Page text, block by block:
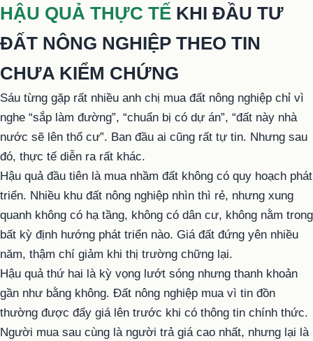
HẬU QUẢ THỰC TẾ KHI ĐẦU TƯ
ĐẤT NÔNG NGHIỆP THEO TIN
CHƯA KIỂM CHỨNG
Sáu từng gặp rất nhiều anh chị mua đất nông nghiệp chỉ vì
nghe “sắp làm đường”, “chuẩn bị có dự án”, “đất này nhà
nước sẽ lên thổ cư”. Ban đầu ai cũng rất tự tin. Nhưng sau
đó, thực tế diễn ra rất khác.
Hậu quả đầu tiên là mua nhầm đất không có quy hoạch phát
triển. Nhiều khu đất nông nghiệp nhìn thì rẻ, nhưng xung
quanh không có hạ tầng, không có dân cư, không nằm trong
bất kỳ định hướng phát triển nào. Giá đất đứng yên nhiều
năm, thậm chí giảm khi thị trường chững lại.
Hậu quả thứ hai là kỳ vọng lướt sóng nhưng thanh khoản
gần như bằng không. Đất nông nghiệp mua vì tin đồn
thường được đẩy giá lên trước khi có thông tin chính thức.
Người mua sau cùng là người trả giá cao nhất, nhưng lại là